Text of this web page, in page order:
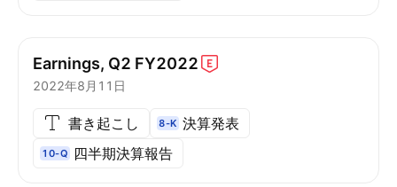
Earnings, Q2 FY2022
2022年8月11日
書き起こし 8-K 決算発表
10-Q 四半期決算報告